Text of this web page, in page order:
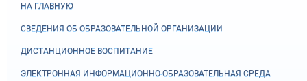
НА ГЛАВНУЮ
СВЕДЕНИЯ ОБ ОБРАЗОВАТЕЛЬНОЙ ОРГАНИЗАЦИИ
ДИСТАНЦИОННОЕ ВОСПИТАНИЕ
ЭЛЕКТРОННАЯ ИНФОРМАЦИОННО-ОБРАЗОВАТЕЛЬНАЯ СРЕДА